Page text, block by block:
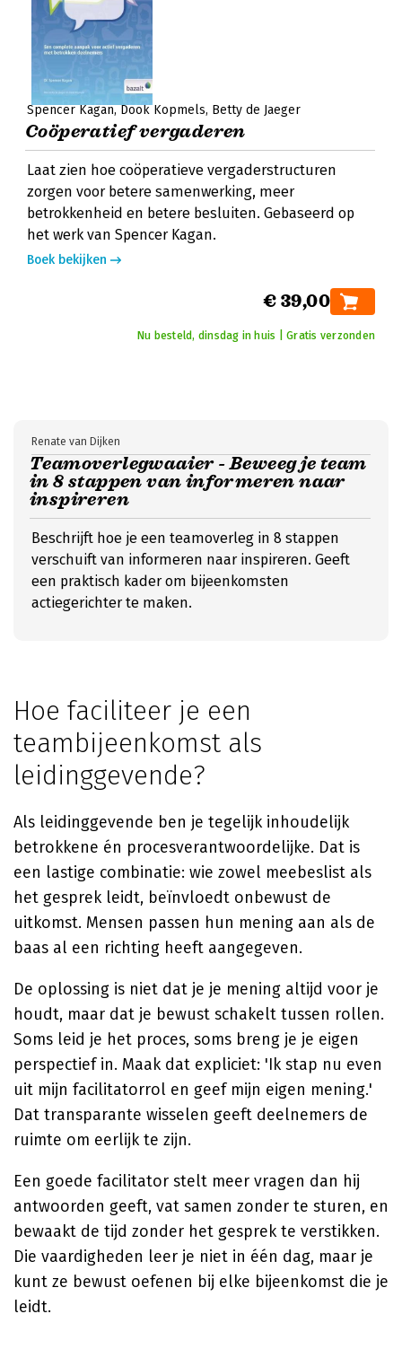
Spencer Kagan Dook Kopmels Betty de Jaeger
Coöperatief vergaderen
Laat zien hoe coöperatieve vergaderstructuren
zorgen voor betere samenwerking, meer
betrokkenheid en betere besluiten. Gebaseerd op
het werk van Spencer Kagan.
Boek bekijken
€ 39,00
Nu besteld, dinsdag in huis | Gratis verzonden
Teamoverlegwaaier - Beweeg je team
in 8 stappen van informeren naar
inspireren
Renate van Dijken
Beschrijft hoe je een teamoverleg in 8 stappen
verschuift van informeren naar inspireren. Geeft
een praktisch kader om bijeenkomsten
actiegerichter te maken.
Hoe faciliteer je een
teambijeenkomst als
leidinggevende?
Als leidinggevende ben je tegelijk inhoudelijk
betrokkene én procesverantwoordelijke. Dat is
een lastige combinatie: wie zowel meebeslist als
het gesprek leidt, beïnvloedt onbewust de
uitkomst. Mensen passen hun mening aan als de
baas al een richting heeft aangegeven.
De oplossing is niet dat je je mening altijd voor je
houdt, maar dat je bewust schakelt tussen rollen.
Soms leid je het proces, soms breng je je eigen
perspectief in. Maak dat expliciet: 'Ik stap nu even
uit mijn facilitatorrol en geef mijn eigen mening.'
Dat transparante wisselen geeft deelnemers de
ruimte om eerlijk te zijn.
Een goede facilitator stelt meer vragen dan hij
antwoorden geeft, vat samen zonder te sturen, en
bewaakt de tijd zonder het gesprek te verstikken.
Die vaardigheden leer je niet in één dag, maar je
kunt ze bewust oefenen bij elke bijeenkomst die je
leidt.